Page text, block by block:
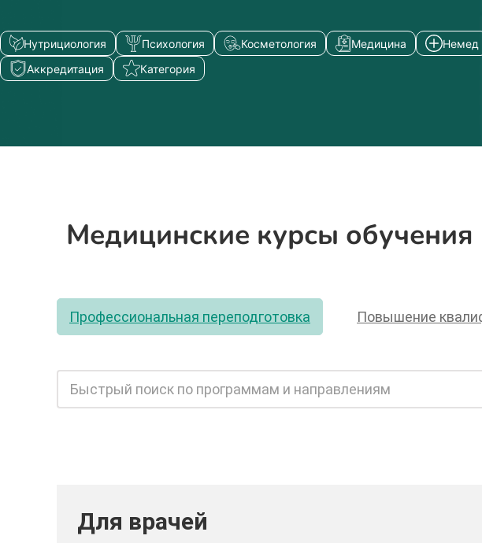
Нутрициология Психология Косметология Медицина
Немед
Аккредитация
Категория
Медицинские курсы обучения
Профессиональная переподготовка Повышение
Для врачей